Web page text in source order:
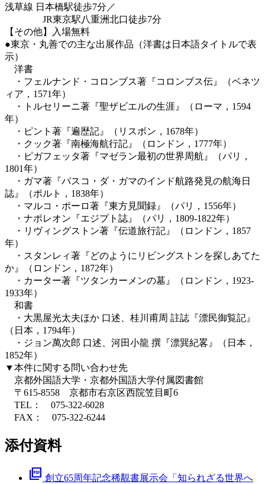
浅草線 日本橋駅徒歩7分／
JR東京駅八重洲北口徒歩7分
【その他】入場無料
●東京・丸善での主な出展作品（洋書は日本語タイトルで表
示）
洋書
・フェルナンド・コロンブス著『コロンブス伝』（ベネツ
ィア，1571年）
・トルセリーニ著『聖ザビエルの生涯』（ローマ，1594
年）
・ピント著『遍歴記』（リスボン，1678年）
・クック著『南極海航行記』（ロンドン，1777年）
・ピガフェッタ著『マゼラン最初の世界周航』（パリ，
1801年）
・ガマ著『バスコ・ダ・ガマのインド航路発見の航海日
誌』（ポルト，1838年）
・マルコ・ポーロ著『東方見聞録』（パリ，1556年）
・ナポレオン『エジプト誌』（パリ，1809-1822年）
・リヴィングストン著『伝道旅行記』（ロンドン，1857
年）
・スタンレィ著『どのようにリビングストンを探しあてた
か』（ロンドン，1872年）
・カーター著『ツタンカーメンの墓』（ロンドン，1923-
1933年）
和書
・大黒屋光太夫ほか 口述、桂川甫周 註誌『漂民御覧記』
（日本，1794年）
・ジョン萬次郎 口述、河田小龍 撰『漂巽紀畧』（日本，
1852年）
▼本件に関する問い合わせ先
京都外国語大学・京都外国語大学付属図書館
〒615-8558 京都市右京区西院笠目町6
TEL： 075-322-6028
FAX： 075-322-6244
添付資料
picture_as_pdf 創立65周年記念稀覯書展示会「知られざる世界へ